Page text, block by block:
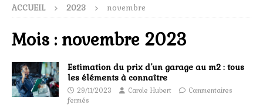
ACCUEIL 2023 novembre
Mois : novembre 2023
Estimation du prix d’un garage au m2 : tous
les éléments à connaître
29/11/2023 Carole Hubert
Commentaires
fermés